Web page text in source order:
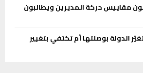
مقاييس حركة المديرين ويطالبون
هل تغيّر الدولة بوصلتها أم تكتفي بتغيير